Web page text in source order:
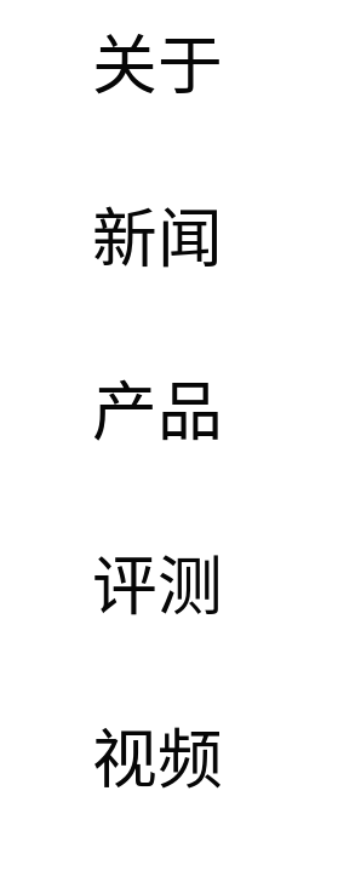
关于
新闻
产品
评测
视频